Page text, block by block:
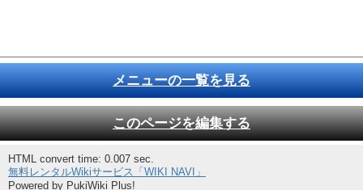
メニューの一覧を見る
このページを編集する
HTML convert time: 0.007 sec.
無料レンタルWikiサービス「WIKI NAVI」
Powered by PukiWiki Plus!